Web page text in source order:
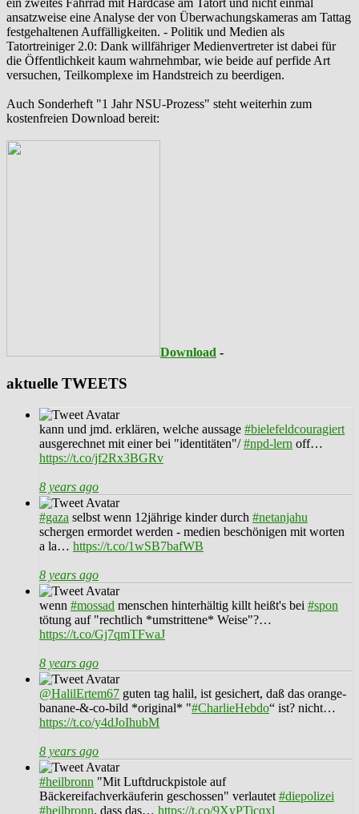
ein zweites Fahrrad mit Hardcase am Tatort und nicht einmal
ansatzweise eine Analyse der von Überwachungskameras am Tattag
festgehaltenen Auffälligkeiten. - Politik und Medien als
‪Tatortreiniger‬ 2.0: Dank willfähriger Medienvertreter ist dabei für
die Öffentlichkeit kaum wahrnehmbar, wie beide auf perfide Art
versuchen, Teilkomplexe im Handstreich zu beerdigen.
Auch Sonderheft "1 Jahr NSU-Prozess" steht weiterhin zum
kostenfreien Download bereit:
Download -
aktuelle TWEETS
kann und jmd. erklären, welche aussage #bielefeldcouragiert
ausgerechnet mit einer bei "identitäten"/#npd-lern off…
https://t.co/jf2Rx3BGRv
8 years ago
#gaza selbst wenn 12jährige kinder durch #netanjahu
schergen ermordet werden - medien beschönigen mit worten
a la… https://t.co/1wSB7bafWB
8 years ago
wenn #mossad menschen hinterhältig killt heißt's bei #spon
tötung auf "rechtlich *umstrittene* Weise"?…
https://t.co/Gj7qmTFwaJ
8 years ago
@HalilErtem67 guten tag halil, ist gesichert, daß das orange-
banane-&-co-bild *original* "#CharlieHebdo“ ist? nicht…
https://t.co/y4dJoIhubM
8 years ago
#heilbronn "Mit Luftdruckpistole auf
Bäckereifachverkäuferin geschossen" verlautet #diepolizei
#heilbronn. dass das… https://t.co/9XyPTicqxl